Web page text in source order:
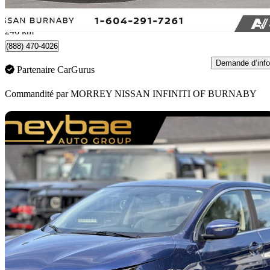
400 $/mois env.
Burnaby, BC
246 km
(888) 470-4026
Partenaire CarGurus
Demande d’info
Commandité parMORREY NISSAN INFINITI OF BURNABY